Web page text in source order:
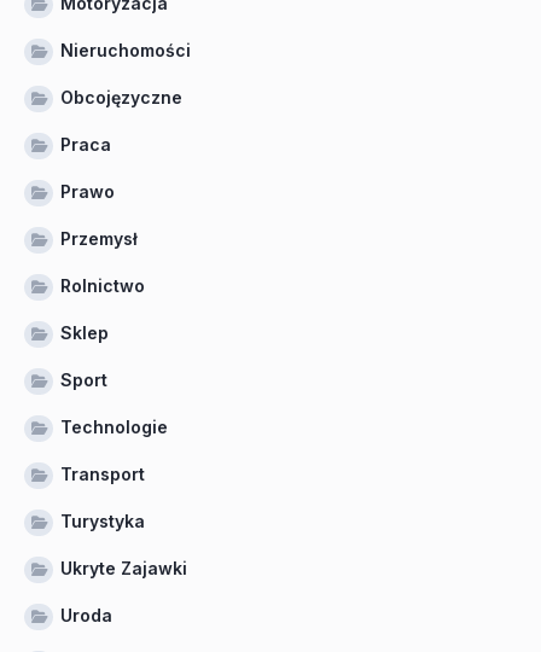
Nieruchomości
Obcojęzyczne
Praca
Prawo
Przemysł
Rolnictwo
Sklep
Sport
Technologie
Transport
Turystyka
Ukryte Zajawki
Uroda